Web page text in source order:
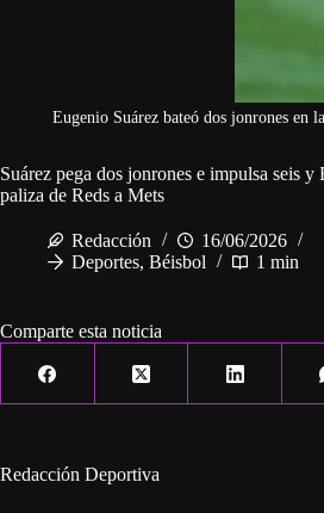
Eugenio Suárez bateó dos jonrones en
Suárez pega dos jonrones e impulsa seis y
paliza de Reds a Mets
Redacción
16/06/2026
Deportes, Béisbol 1 min
Comparte esta noticia
Redacción Deportiva